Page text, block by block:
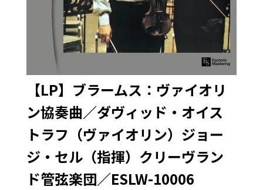
【LP】ブラームス：ヴァイオリ
ン協奏曲／ダヴィッド・オイス
トラフ（ヴァイオリン）ジョー
ジ・セル（指揮）クリーヴラン
ド管弦楽団／ESLW-10006